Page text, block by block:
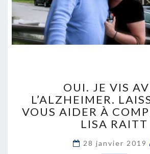
VIS
AVEC
LAISSEZ-
VOUS
OUI. JE VIS
L’ALZHEIMER.
VOUS AIDER À
LISA RAITT
28 janvier 2019